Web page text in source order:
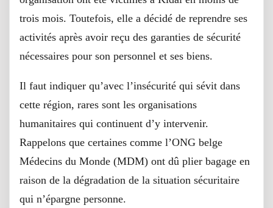
trois mois. Toutefois, elle a décidé de reprendre ses
activités après avoir reçu des garanties de sécurité
nécessaires pour son personnel et ses biens.
Il faut indiquer qu’avec l’insécurité qui sévit dans
cette région, rares sont les organisations
humanitaires qui continuent d’y intervenir.
Rappelons que certaines comme l’ONG belge
Médecins du Monde (MDM) ont dû plier bagage en
raison de la dégradation de la situation sécuritaire
qui n’épargne personne.